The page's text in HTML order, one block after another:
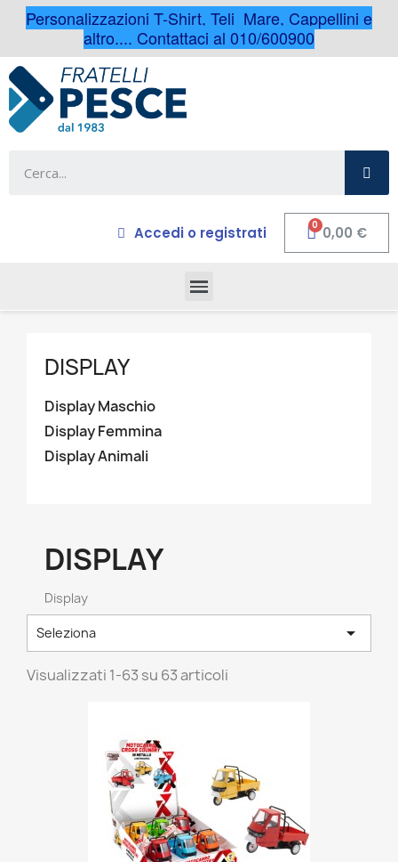
Personalizzazioni T-Shirt, Teli Mare, Cappellini e
altro.... Contattaci al 010/600900
Accedi o registrati 0,00 €
DISPLAY
Display Maschio
Display Femmina
Display Animali
DISPLAY
Display
Seleziona 
Visualizzati 1-63 su 63 articoli